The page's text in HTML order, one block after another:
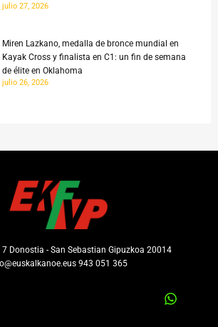
julio 27, 2026
Miren Lazkano, medalla de bronce mundial en
Kayak Cross y finalista en C1: un fin de semana
de élite en Oklahoma
julio 26, 2026
Donostia - San Sebastian Gipuzkoa 20014
943 051 365